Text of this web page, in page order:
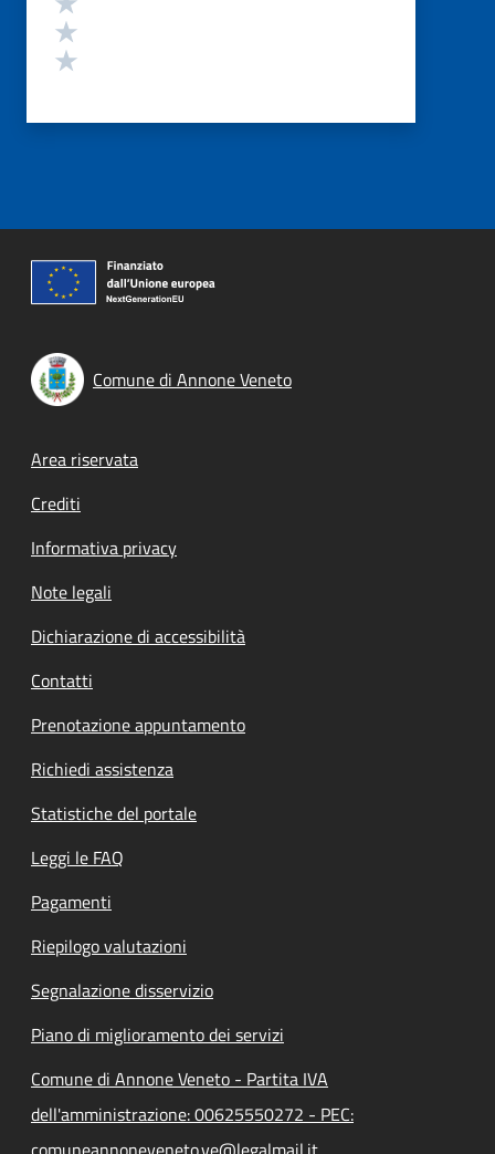
Comune di Annone Veneto
Footer menu
Area riservata
Crediti
Informativa privacy
Note legali
Dichiarazione di accessibilità
Contatti
Prenotazione appuntamento
Richiedi assistenza
Statistiche del portale
Leggi le FAQ
Pagamenti
Riepilogo valutazioni
Segnalazione disservizio
Piano di miglioramento dei servizi
Comune di Annone Veneto - Partita IVA
dell'amministrazione: 00625550272 - PEC: